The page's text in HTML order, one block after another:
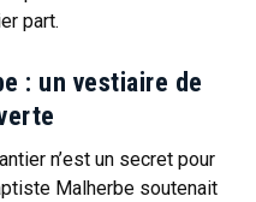
part.
: un vestiaire de
n’est un secret pour
Malherbe soutenait